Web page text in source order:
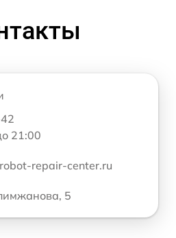
21:00
repair-center.ru
5